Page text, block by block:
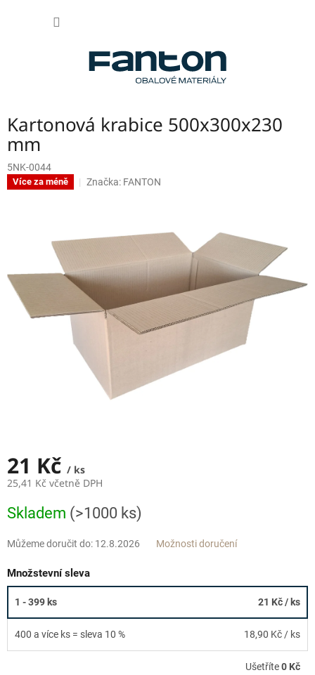
Kartonová krabice 500x300x230
mm
5NK-0044
Více za méně Značka: FANTON
21 Kč / ks
25,41 Kč včetně DPH
cena:
Skladem (>1000 ks)
Můžeme doručit do: 12.8.2026 Možnosti doručení
Množstevní sleva
1 - 399 ks 21 Kč/ ks
400 a více ks = sleva 10 % 18,90 Kč / ks
Ušetříte0 Kč